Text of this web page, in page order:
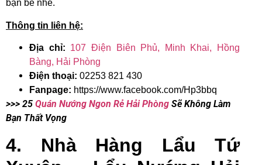
bạn bè nhé.
Thông tin liên hệ:
Địa chỉ: 107 Điện Biên Phủ, Minh Khai, Hồng
Bàng, Hải Phòng
Điện thoại: 02253 821 430
Fanpage: https://www.facebook.com/Hp3bbq
>>> 25 Quán Nướng Ngon Rẻ Hải Phòng Sẽ Không Làm
Bạn Thất Vọng
4. Nhà Hàng Lẩu Tứ